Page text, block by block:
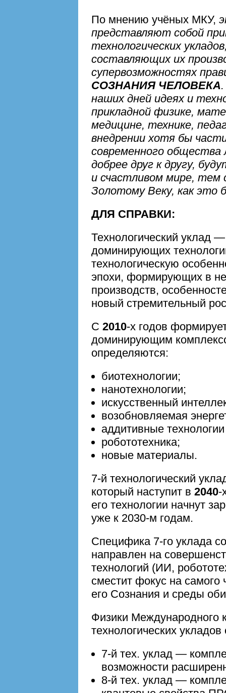
По мнению учёных МКУ,
представляют собой
технологических
составляющих их
супервозможностях
СОЗНАНИЯ ЧЕЛОВЕКА
наших дней идеях и
прикладной физике,
медицине, технике,
внедрении хотя бы
современного
добрее друг к другу,
и счастливом мире, тем
Золотому Веку, как это
ДЛЯ СПРАВКИ:
Технологический уклад
доминирующих
технологическую
эпохи, формирующих в
производств,
новый стремительный
С 2010-х годов
доминирующим
определяются:
биотехнологии;
нанотехнологии;
искусственный
возобновляемая
аддитивные
робототехника;
новые материалы.
7-й технологический
который наступит в 2040
его технологии начнут
уже к 2030-м годам.
Специфика 7-го уклада
направлен на
технологий (ИИ,
сместит фокус на самого
его Сознания и среды
Физики Международного
технологических
7-й тех. уклад —
возможности
8-й тех. уклад —